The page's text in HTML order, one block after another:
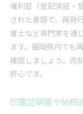
権利証（登記済証・
された書類で、再発
書士など専門家を通
ます。福岡県内でも
確認しましょう。売
肝心です。
印鑑証明書や納税